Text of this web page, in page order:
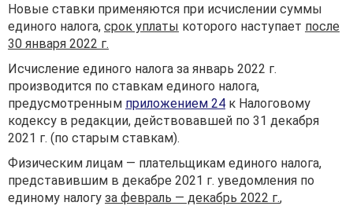
Новые ставки применяются при исчислении суммы
единого налога, срок уплаты которого наступает после
30 января 2022 г.
Исчисление единого налога за январь 2022 г.
производится по ставкам единого налога,
предусмотренным приложением 24 к Налоговому
кодексу в редакции, действовавшей по 31 декабря
2021 г. (по старым ставкам).
Физическим лицам — плательщикам единого налога,
представившим в декабре 2021 г. уведомления по
единому налогу за февраль — декабрь 2022 г.,